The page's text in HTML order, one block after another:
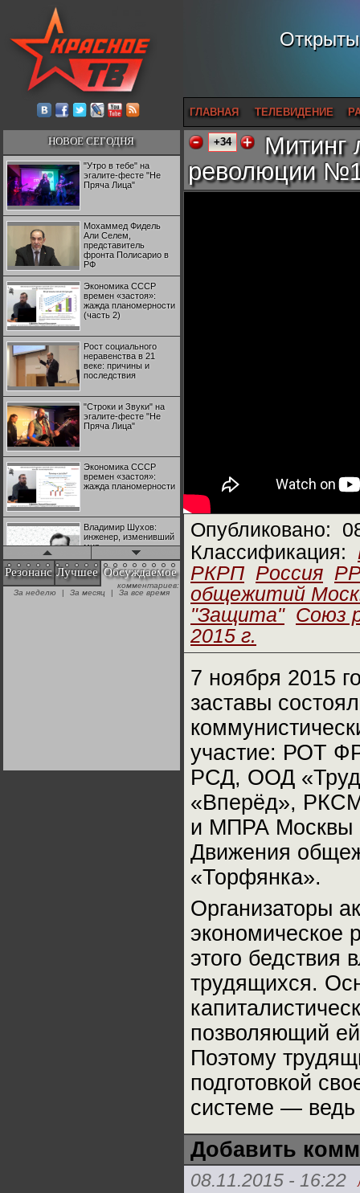
ГЛАВНАЯ ТЕЛЕВИДЕНИЕ
НОВОЕ СЕГОДНЯ
"Утро в тебе" на
эгалите-фесте "Не
Пряча Лица"
Мохаммед Фидель
Али Селем,
представитель
фронта Полисарио в
РФ
Экономика СССР
времен «застоя»:
жажда планомерности
(часть 2)
Рост социального
неравенства в 21
веке: причины и
последствия
"Строки и Звуки" на
эгалите-фесте "Не
Пряча Лица"
Экономика СССР
времен «застоя»:
жажда планомерности
Владимир Шухов:
инженер, изменивший
мир
"Аркадий Коц" на
эгалите-фесте "Не
Резонанс Лучшее Обсуждаемое
комментариев:
За неделю
| За месяц | За все время
+34
Митинг
революции
Опубликовано:
Классификация:
РКРП Россия
общежитий
"Защита" Союз
2015 г.
7 ноября 2015
заставы
участие: РОТ
РСД, ООД
«Вперёд»,
и МПРА Москвы
Движения
«Торфянка».
Организаторы
экономическое
этого бедствия
трудящихся.
позволяющий
Поэтому
подготовкой
системе — ведь
Добавить
08.11.2015 - 16:22